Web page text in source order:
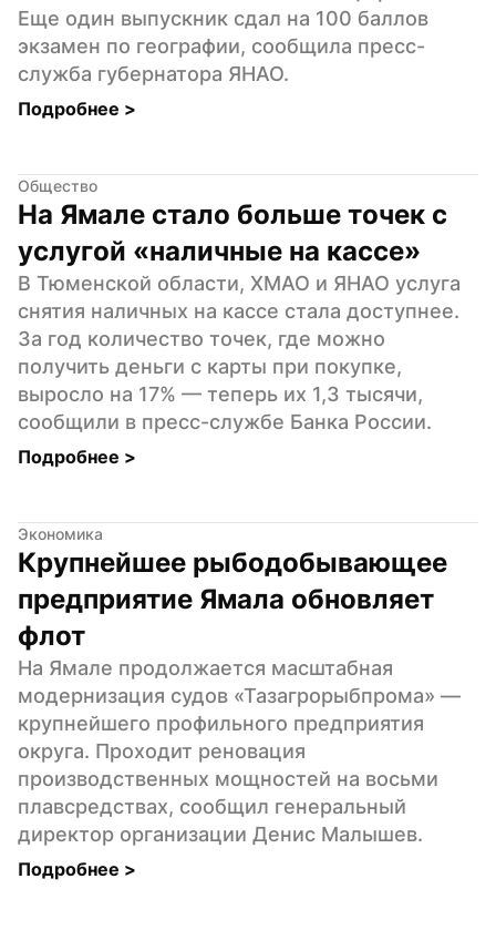
Еще один выпускник сдал на 100 баллов
экзамен по географии, сообщила пресс-
служба губернатора ЯНАО.
Подробнее >
Общество
На Ямале стало больше точек с
услугой «наличные на кассе»
В Тюменской области, ХМАО и ЯНАО услуга
снятия наличных на кассе стала доступнее.
За год количество точек, где можно
получить деньги с карты при покупке,
выросло на 17% — теперь их 1,3 тысячи,
сообщили в пресс-службе Банка России.
Подробнее >
Экономика
Крупнейшее рыбодобывающее
предприятие Ямала обновляет
флот
На Ямале продолжается масштабная
модернизация судов «Тазагрорыбпрома» —
крупнейшего профильного предприятия
округа. Проходит реновация
производственных мощностей на восьми
плавсредствах, сообщил генеральный
директор организации Денис Малышев.
Подробнее >